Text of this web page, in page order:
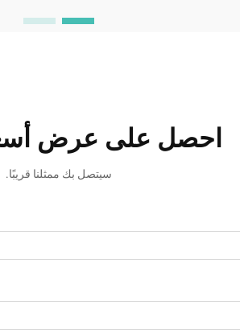
احصل على عرض
سيتصل بك ممثلنا قريبًا.